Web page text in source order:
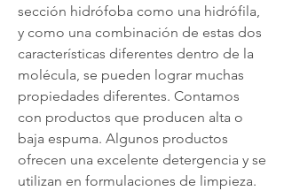
sección hidrófoba como una hidrófila,
y como una combinación de estas dos
características diferentes dentro de la
molécula, se pueden lograr muchas
propiedades diferentes. Contamos
con productos que producen alta o
baja espuma. Algunos productos
ofrecen una excelente detergencia y se
utilizan en formulaciones de limpieza.